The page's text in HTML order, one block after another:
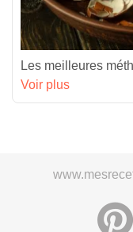
Les meilleures
Voir plus